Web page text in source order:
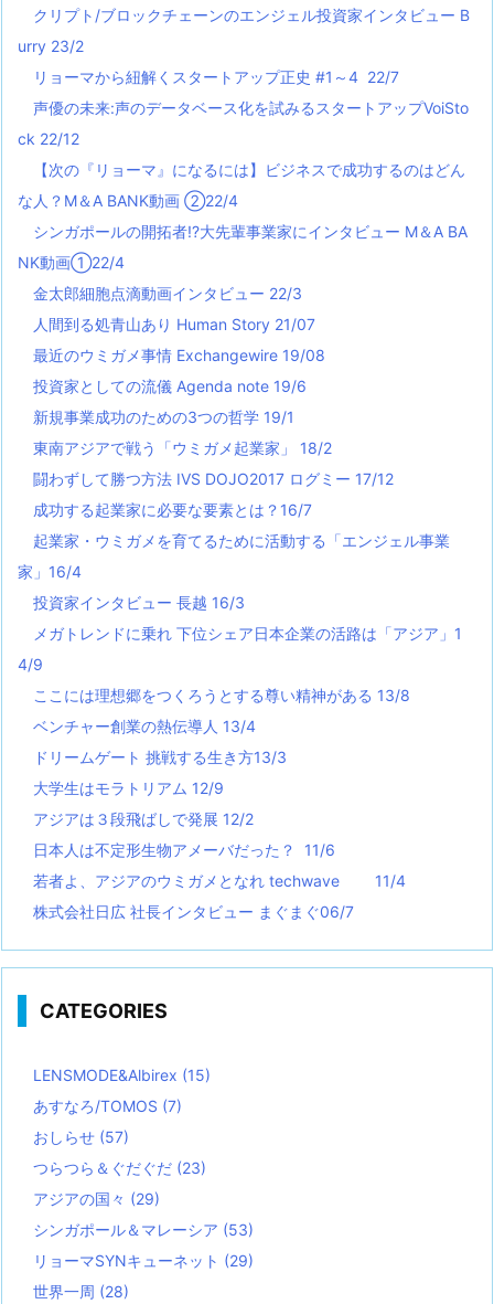
クリプト/ブロックチェーンのエンジェル投資家インタビュー B
urry 23/2
リョーマから紐解くスタートアップ正史 #1～4 22/7
声優の未来:声のデータベース化を試みるスタートアップVoiSto
ck 22/12
【次の『リョーマ』になるには】ビジネスで成功するのはどん
な人？M＆A BANK動画 ②22/4
シンガポールの開拓者!?大先輩事業家にインタビュー M＆A BA
NK動画①22/4
金太郎細胞点滴動画インタビュー 22/3
人間到る処青山あり Human Story 21/07
最近のウミガメ事情 Exchangewire 19/08
投資家としての流儀 Agenda note 19/6
新規事業成功のための3つの哲学 19/1
東南アジアで戦う「ウミガメ起業家」 18/2
闘わずして勝つ方法 IVS DOJO2017 ログミー 17/12
成功する起業家に必要な要素とは？16/7
起業家・ウミガメを育てるために活動する「エンジェル事業
家」16/4
投資家インタビュー 長越 16/3
メガトレンドに乗れ 下位シェア日本企業の活路は「アジア」1
4/9
ここには理想郷をつくろうとする尊い精神がある 13/8
ベンチャー創業の熱伝導人 13/4
ドリームゲート 挑戦する生き方13/3
大学生はモラトリアム 12/9
アジアは３段飛ばしで発展 12/2
日本人は不定形生物アメーバだった？ 11/6
若者よ、アジアのウミガメとなれ techwave
11/4
株式会社日広 社長インタビュー まぐまぐ06/7
CATEGORIES
LENSMODE&Albirex (15)
あすなろ/TOMOS (7)
おしらせ (57)
つらつら＆ぐだぐだ (23)
アジアの国々 (29)
シンガポール＆マレーシア (53)
リョーマSYNキューネット (29)
世界一周 (28)